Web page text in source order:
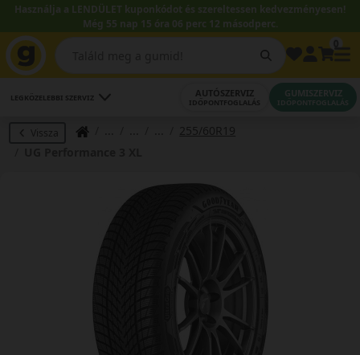
Használja a LENDÜLET kuponkódot és szereltessen kedvezményesen!
Még 55 nap 15 óra 06 perc 12 másodperc.
LEGKÖZELEBBI SZERVIZ AUTÓSZERVIZ
IDŐPONTFOGLALÁS
GUMISZERVIZ
IDŐPONTFOGLALÁS
Vissza
255/60R19